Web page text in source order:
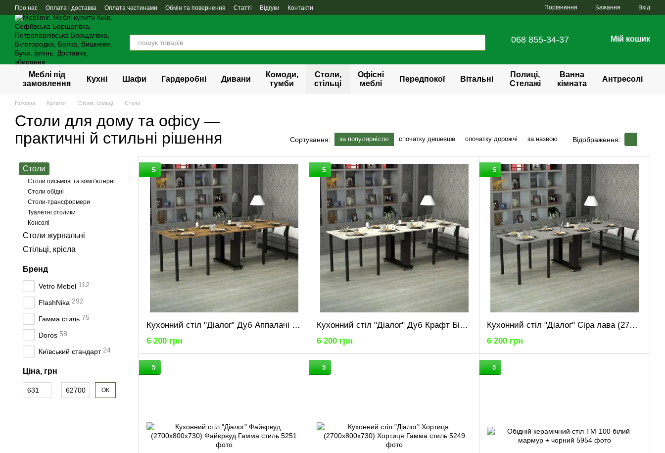
Перейти до основного контенту
Про нас Оплата і доставка Оплата частинами Обмін та повернення Статті Відгуки Контакти Порівняння Бажання Вхід
068 855-34-37 Мій кошик
Меблі під
замовлення
Кухні Шафи Гардеробні Дивани
Комоди,
тумби
Столи,
стільці
Офісні
меблі
Передпокої Вітальні
Полиці,
Стелажі
Ванна
кімната
Антресолі
Головна Каталог Столи, стільці Столи
Столи для дому та офісу —
практичні й стильні рішення
Сортування: за популярністю спочатку дешевше спочатку дорожчі за назвою Відображення:
5
Кухонний стіл "Діалог" Дуб Аппалачі (2700x800x730) Дуб Аппалачі Гамма стиль
6 200 грн
5
Кухонний стіл "Діалог" Дуб Крафт Білий (2700x800x730) Дуб Крафт білий Гамма стиль
6 200 грн
5
Кухонний стіл "Діалог" Сіра лава (2700x800x730) Гамма стиль
6 200 грн
5 5 5
Столи
Столи письмові та комп'ютерні
Столи обідні
Столи-трансформери
Туалетні столики
Консолі
Столи журнальні
Стільці, крісла
Бренд
Vetro Mebel 112
FlashNika 292
Гамма стиль 75
Doros 58
Київський стандарт 24
Ціна, грн
Від Ціна, грн
До Ціна, грн ОК